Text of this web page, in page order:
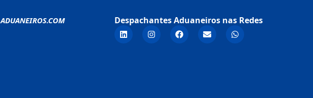
Despachantes Aduaneiros nas Redes